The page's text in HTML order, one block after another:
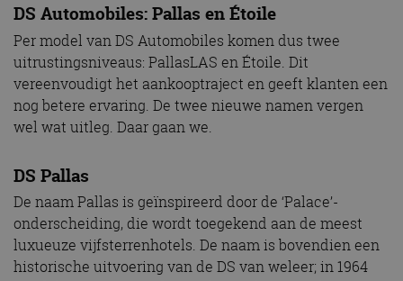
DS Automobiles: Pallas en Étoile
Per model van DS Automobiles komen dus twee
uitrustingsniveaus: PallasLAS en Étoile. Dit
vereenvoudigt het aankooptraject en geeft klanten een
nog betere ervaring. De twee nieuwe namen vergen
wel wat uitleg. Daar gaan we.
DS Pallas
De naam Pallas is geïnspireerd door de ‘Palace’-
onderscheiding, die wordt toegekend aan de meest
luxueuze vijfsterrenhotels. De naam is bovendien een
historische uitvoering van de DS van weleer; in 1964